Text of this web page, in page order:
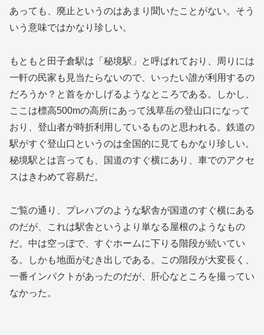
あっても、廃止というのはあまり聞いたことがない。そう
いう意味ではかなり珍しい。
もともと田子倉駅は「秘境駅」と呼ばれており、周りには
一軒の民家も見当たらないので、いったい誰が利用するの
だろうか？と首をかしげるようなところである。しかし、
ここは標高500mの高所にあって浅草岳の登山口になって
おり、登山者が時折利用しているものと思われる。鉄道の
駅がすぐ登山口というのは全国的に見てもかなり珍しい。
秘境駅とは言っても、国道のすぐ横にあり、車でのアクセ
スはきわめて容易だ。
ご覧の通り、プレハブのような駅舎が国道のすぐ横にある
のだが、これは駅舎というより単なる屋根のようなもの
だ。中は空っぽで、すぐホームに下りる階段が続いてい
る。しかも地面がむき出しである。この階段が大変長く、
一番インパクトがあったのだが、肝心なところを撮ってい
なかった。